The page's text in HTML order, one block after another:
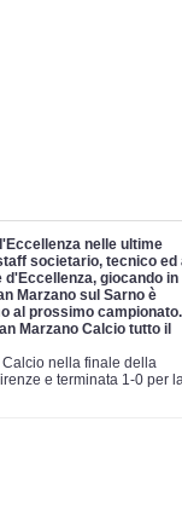
nelle ultime
societario, tecnico ed
giocando in
Marzano sul Sarno è
al prossimo campionato.
Marzano Calcio tutto il
nella finale della
e terminata 1-0 per